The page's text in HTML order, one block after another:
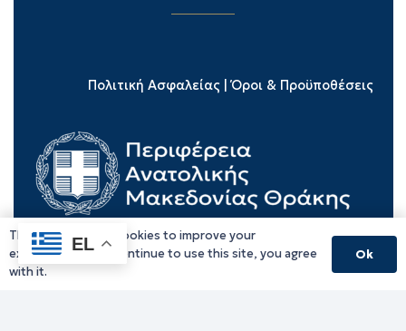
Πολιτική Ασφαλείας|Όροι & Προϋποθέσεις
EL
This website uses cookies to improve your
experience. If you continue to use this site, you agree
with it.
Ok